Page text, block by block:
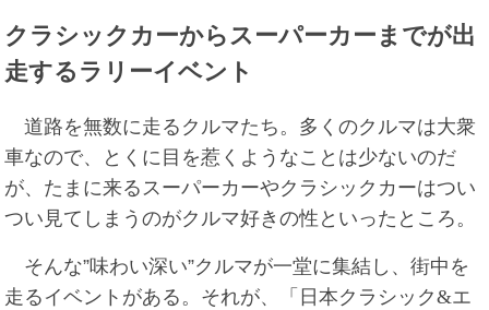
クラシックカーからスーパーカーまでが出
走するラリーイベント
道路を無数に走るクルマたち。多くのクルマは大衆
車なので、とくに目を惹くようなことは少ないのだ
が、たまに来るスーパーカーやクラシックカーはつい
つい見てしまうのがクルマ好きの性といったところ。
そんな”味わい深い”クルマが一堂に集結し、街中を
走るイベントがある。それが、「日本クラシック&エ